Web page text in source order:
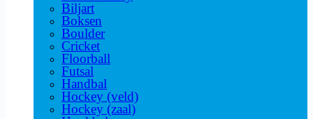
Biljart
Boksen
Boulder
Cricket
Floorball
Futsal
Handbal
Hockey (veld)
Hockey (zaal)